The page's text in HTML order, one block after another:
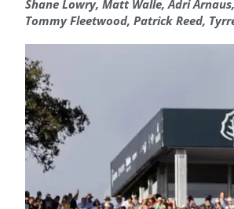
Shane Lowry, Matt Walle,Adri Arnaus,
Tommy Fleetwood, Patrick Reed,